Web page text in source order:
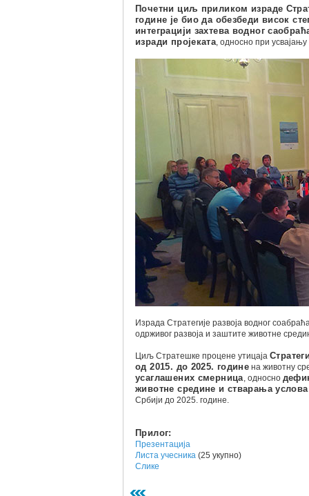
Почетни циљ приликом израде
године је био да обезбеди висок
интеграцији захтева водног
изради пројеката, односно при
Израда Стратегије развоја водног
одрживог развоја и заштите животне
Циљ Стратешке процене утицаја
од 2015. до 2025. године на животну
усаглашених смерница, односно
животне средине и стварања
Србији до 2025. године.
Прилог:
Презентација
Листа учесника (25 укупно)
Слике